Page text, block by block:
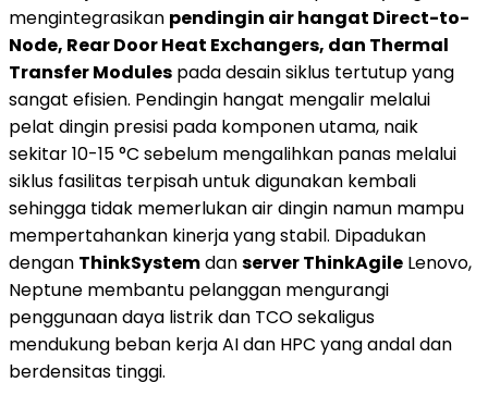
mengintegrasikan pendingin air hangat Direct-to-
Node, Rear Door Heat Exchangers, dan Thermal
Transfer Modules pada desain siklus tertutup yang
sangat efisien. Pendingin hangat mengalir melalui
pelat dingin presisi pada komponen utama, naik
sekitar 10-15 °C sebelum mengalihkan panas melalui
siklus fasilitas terpisah untuk digunakan kembali
sehingga tidak memerlukan air dingin namun mampu
mempertahankan kinerja yang stabil. Dipadukan
dengan ThinkSystemdanserver ThinkAgile Lenovo,
Neptune membantu pelanggan mengurangi
penggunaan daya listrik dan TCO sekaligus
mendukung beban kerja AI dan HPC yang andal dan
berdensitas tinggi.